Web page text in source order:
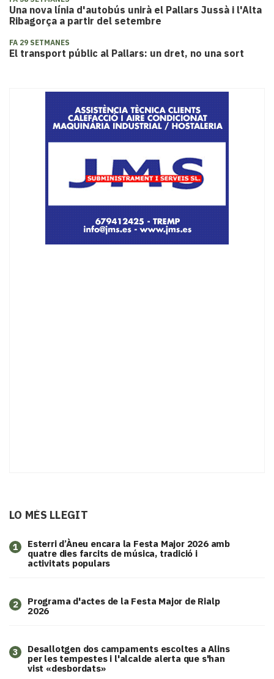
Una nova línia d'autobús unirà el Pallars Jussà i l'Alta
Ribagorça a partir del setembre
FA 29 SETMANES
El transport públic al Pallars: un dret, no una sort
LO MÉS LLEGIT
1
Esterri d’Àneu encara la Festa Major 2026 amb
quatre dies farcits de música, tradició i
activitats populars
2
Programa d'actes de la Festa Major de Rialp
2026
3
​Desallotgen dos campaments escoltes a Alins
per les tempestes i l'alcalde alerta que s'han
vist «desbordats»